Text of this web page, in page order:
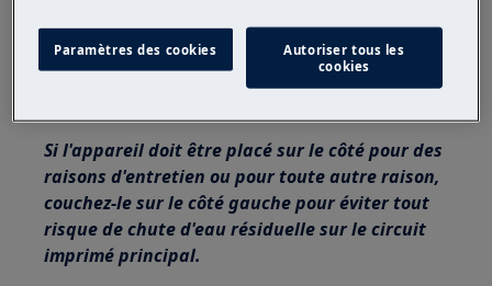
prudence.
Videz toujours l'appareil de toute l'eau avant
Si l'appareil doit être placé sur le côté pour des
raisons d'entretien ou pour toute autre raison,
couchez-le sur le côté gauche pour éviter tout
risque de chute d'eau résiduelle sur le circuit
imprimé principal.
Paramètres des cookies
Autoriser tous les
cookies